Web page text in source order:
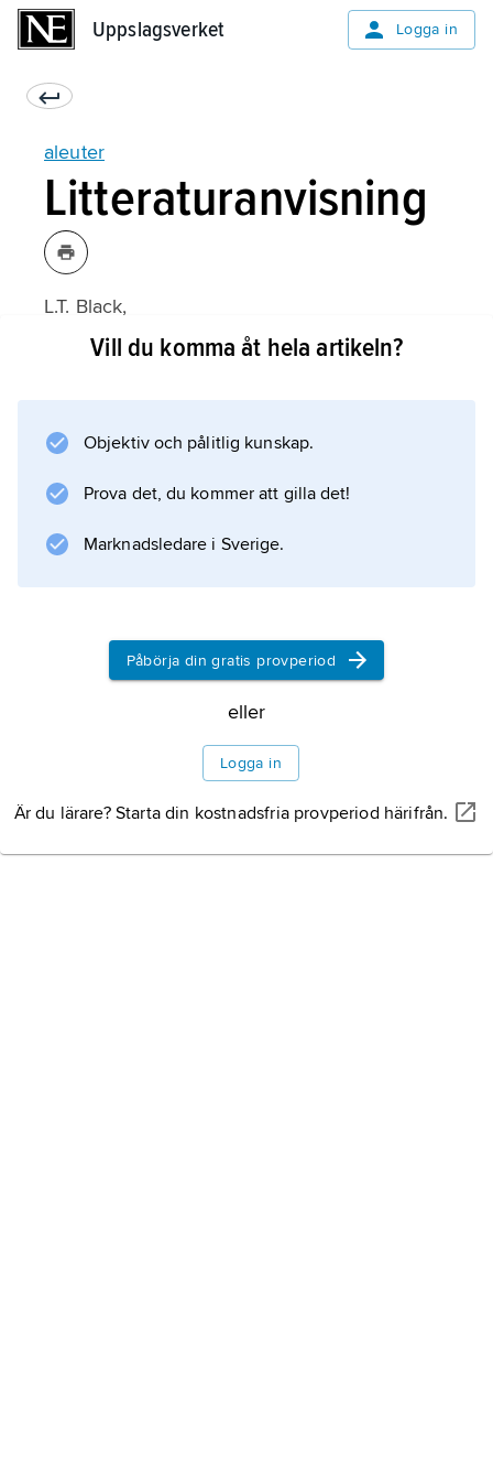
Uppslagsverket Logga in
aleuter
Litteraturanvisning
L.T. Black,
Atka: An Ethnohistory of the Western
Information om artikeln
Vill du komma åt hela artikeln?
Objektiv och pålitlig kunskap.
Prova det, du kommer att gilla det!
Marknadsledare i Sverige.
Påbörja din gratis provperiod
eller
Logga in
Är du lärare? Starta din kostnadsfria provperiod härifrån.